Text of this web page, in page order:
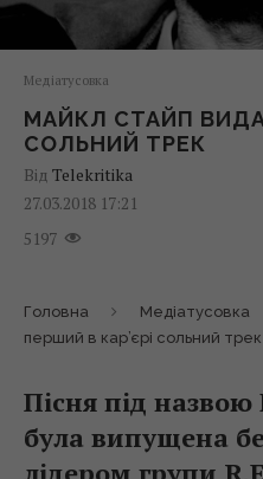
Медіатусовка
МАЙКЛ СТАЙП
СОЛЬНИЙ ТРЕК
Від Telekritika
27.03.2018 17:21
5197
Головна Медіатусовка
перший в кар’єрі сольний трек
Пісня під
була випущена